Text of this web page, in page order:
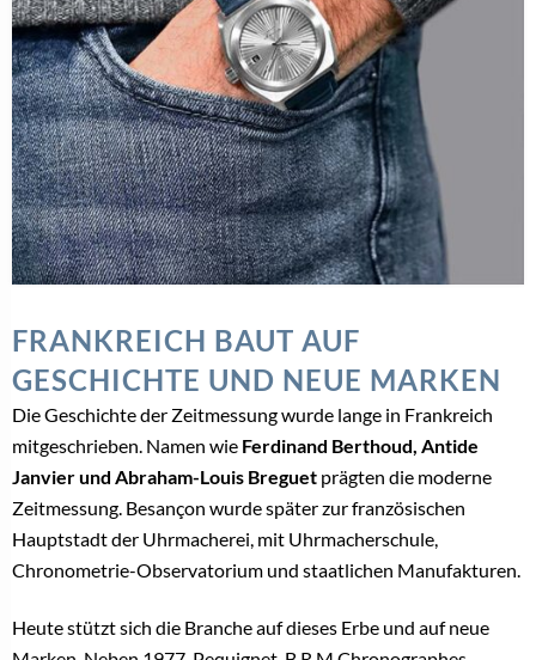
FRANKREICH BAUT AUF
GESCHICHTE UND NEUE MARKEN
Die Geschichte der Zeitmessung wurde lange in Frankreich
mitgeschrieben. Namen wie Ferdinand Berthoud, Antide
Janvier und Abraham-Louis Breguet prägten die moderne
Zeitmessung. Besançon wurde später zur französischen
Hauptstadt der Uhrmacherei, mit Uhrmacherschule,
Chronometrie-Observatorium und staatlichen Manufakturen.
Heute stützt sich die Branche auf dieses Erbe und auf neue